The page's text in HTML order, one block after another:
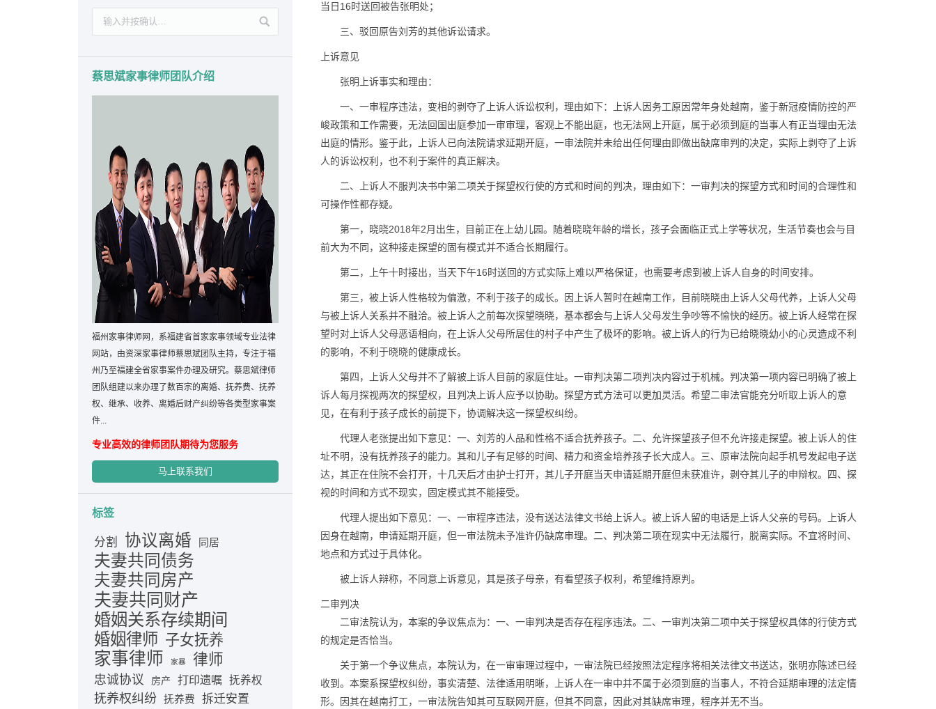
当日16时送回被告张明处；
三、驳回原告刘芳的其他诉讼请求。
上诉意见
张明上诉事实和理由：
一、一审程序违法，变相的剥夺了上诉人诉讼权利，理由如下：上诉人因务工原因常年身处越南，鉴于新冠疫情防控的严
峻政策和工作需要，无法回国出庭参加一审审理，客观上不能出庭，也无法网上开庭，属于必须到庭的当事人有正当理由无法
出庭的情形。鉴于此，上诉人已向法院请求延期开庭，一审法院并未给出任何理由即做出缺席审判的决定，实际上剥夺了上诉
人的诉讼权利，也不利于案件的真正解决。
二、上诉人不服判决书中第二项关于探望权行使的方式和时间的判决，理由如下：一审判决的探望方式和时间的合理性和
可操作性都存疑。
第一，晓晓2018年2月出生，目前正在上幼儿园。随着晓晓年龄的增长，孩子会面临正式上学等状况，生活节奏也会与目
前大为不同，这种接走探望的固有模式并不适合长期履行。
第二，上午十时接出，当天下午16时送回的方式实际上难以严格保证，也需要考虑到被上诉人自身的时间安排。
第三，被上诉人性格较为偏激，不利于孩子的成长。因上诉人暂时在越南工作，目前晓晓由上诉人父母代养，上诉人父母
与被上诉人关系并不融洽。被上诉人之前每次探望晓晓，基本都会与上诉人父母发生争吵等不愉快的经历。被上诉人经常在探
望时对上诉人父母恶语相向，在上诉人父母所居住的村子中产生了极坏的影响。被上诉人的行为已给晓晓幼小的心灵造成不利
的影响，不利于晓晓的健康成长。
第四，上诉人父母并不了解被上诉人目前的家庭住址。一审判决第二项判决内容过于机械。判决第一项内容已明确了被上
诉人每月探视两次的探望权，且判决上诉人应予以协助。探望方式方法可以更加灵活。希望二审法官能充分听取上诉人的意
见，在有利于孩子成长的前提下，协调解决这一探望权纠纷。
代理人老张提出如下意见：一、刘芳的人品和性格不适合抚养孩子。二、允许探望孩子但不允许接走探望。被上诉人的住
址不明，没有抚养孩子的能力。其和儿子有足够的时间、精力和资金培养孩子长大成人。三、原审法院向起手机号发起电子送
达，其正在住院不会打开，十几天后才由护士打开，其儿子开庭当天申请延期开庭但未获准许，剥夺其儿子的申辩权。四、探
视的时间和方式不现实，固定模式其不能接受。
代理人提出如下意见：一、一审程序违法，没有送达法律文书给上诉人。被上诉人留的电话是上诉人父亲的号码。上诉人
因身在越南，申请延期开庭，但一审法院未予准许仍缺席审理。二、判决第二项在现实中无法履行，脱离实际。不宜将时间、
地点和方式过于具体化。
被上诉人辩称，不同意上诉意见，其是孩子母亲，有看望孩子权利，希望维持原判。
二审判决
二审法院认为，本案的争议焦点为：一、一审判决是否存在程序违法。二、一审判决第二项中关于探望权具体的行使方式
的规定是否恰当。
关于第一个争议焦点，本院认为，在一审审理过程中，一审法院已经按照法定程序将相关法律文书送达，张明亦陈述已经
收到。本案系探望权纠纷，事实清楚、法律适用明晰，上诉人在一审中并不属于必须到庭的当事人，不符合延期审理的法定情
形。因其在越南打工，一审法院告知其可互联网开庭，但其不同意，因此对其缺席审理，程序并无不当。
蔡思斌家事律师团队介绍
福州家事律师网，系福建省首家家事领域专业法律
网站，由资深家事律师蔡思斌团队主持，专注于福
州乃至福建全省家事案件办理及研究。蔡思斌律师
团队组建以来办理了数百宗的离婚、抚养费、抚养
权、继承、收养、离婚后财产纠纷等各类型家事案
件...
专业高效的律师团队期待为您服务
马上联系我们
标签
分割 协议离婚 同居
夫妻共同债务
夫妻共同房产
夫妻共同财产
婚姻关系存续期间
婚姻律师 子女抚养
家事律师 家暴 律师
忠诚协议 房产 打印遗嘱 抚养权
抚养权纠纷 抚养费 拆迁安置